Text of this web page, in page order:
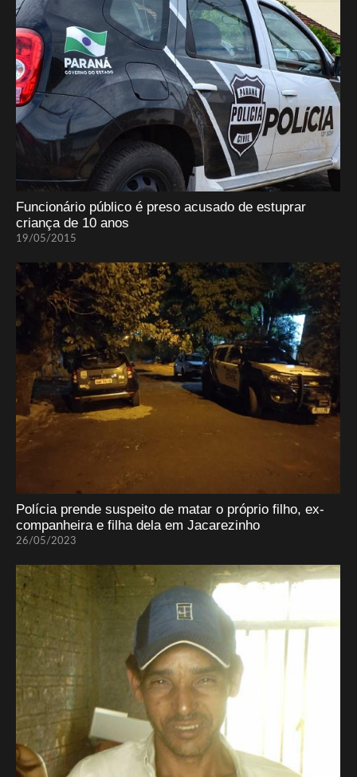
Funcionário público é preso acusado de estuprar
criança de 10 anos
19/05/2015
Polícia prende suspeito de matar o próprio filho, ex-
companheira e filha dela em Jacarezinho
26/05/2023